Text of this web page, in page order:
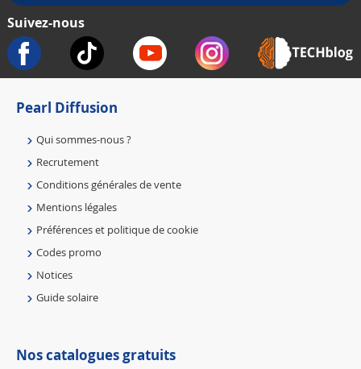
Suivez-nous
Pearl Diffusion
Qui sommes-nous ?
Recrutement
Conditions générales de vente
Mentions légales
Préférences et politique de cookie
Codes promo
Notices
Guide solaire
Nos catalogues gratuits